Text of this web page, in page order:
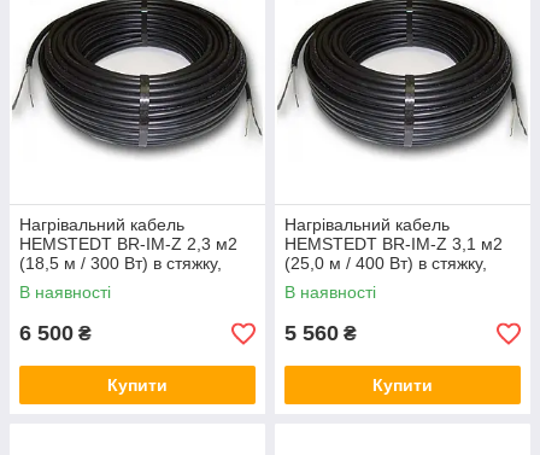
Нагрівальний кабель
HEMSTEDT BR-IM-Z 2,3 м2
(18,5 м / 300 Вт) в стяжку,
тепла підлога електричний
Хемштед
В наявності
6 500 ₴
Купити
Нагрівальний кабель
HEMSTEDT BR-IM-Z 3,1 м2
(25,0 м / 400 Вт) в стяжку,
тепла підлога електричний
Хемштед
В наявності
5 560 ₴
Купити